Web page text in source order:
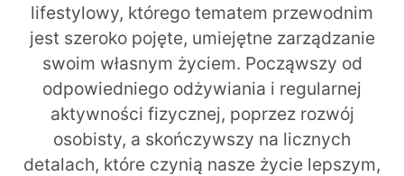
lifestylowy, którego tematem przewodnim
jest szeroko pojęte, umiejętne zarządzanie
swoim własnym życiem. Począwszy od
odpowiedniego odżywiania i regularnej
aktywności fizycznej, poprzez rozwój
osobisty, a skończywszy na licznych
detalach, które czynią nasze życie lepszym,